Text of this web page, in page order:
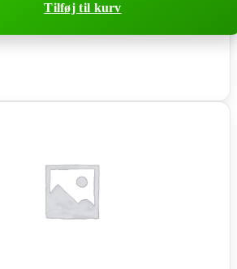
Tilføj til kurv